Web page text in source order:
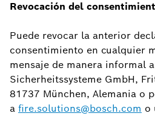
Revocación del
Puede revocar la anterior
consentimiento en cualquier
mensaje de manera informal
Sicherheitssysteme GmbH,
81737 München, Alemania o
a fire.solutions@bosch.com o